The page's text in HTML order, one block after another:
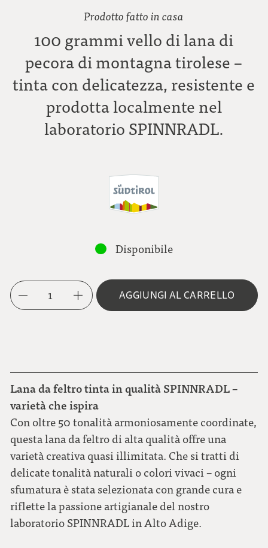
Prodotto fatto in casa
100 grammi vello di lana di
pecora di montagna tirolese –
tinta con delicatezza, resistente e
prodotta localmente nel
laboratorio SPINNRADL.
Disponibile
1 AGGIUNGI AL CARRELLO
Lana da feltro tinta in qualità SPINNRADL –
varietà che ispira
Con oltre 50 tonalità armoniosamente coordinate,
questa lana da feltro di alta qualità offre una
varietà creativa quasi illimitata. Che si tratti di
delicate tonalità naturali o colori vivaci – ogni
sfumatura è stata selezionata con grande cura e
riflette la passione artigianale del nostro
laboratorio SPINNRADL in Alto Adige.